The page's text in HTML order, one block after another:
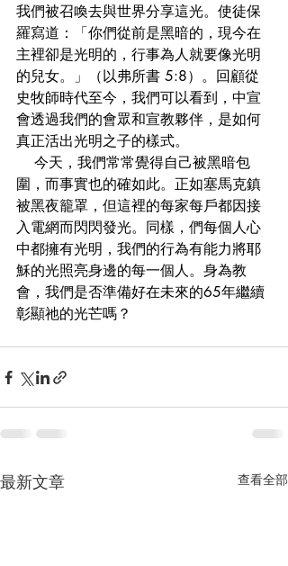
我們被召喚去與世界分享這光。使徒保
羅寫道：「你們從前是黑暗的，現今在
主裡卻是光明的，行事為人就要像光明
的兒女。」（以弗所書 5:8）。回顧從
史牧師時代至今，我們可以看到，中宣
會透過我們的會眾和宣教夥伴，是如何
真正活出光明之子的樣式。
今天，我們常常覺得自己被黑暗包
圍，而事實也的確如此。正如塞馬克鎮
被黑夜籠罩，但這裡的每家每戶都因接
入電網而閃閃發光。同樣，們每個人心
中都擁有光明，我們的行為有能力將耶
穌的光照亮身邊的每一個人。身為教
會，我們是否準備好在未來的65年繼續
彰顯祂的光芒嗎？
最新文章 查看全部